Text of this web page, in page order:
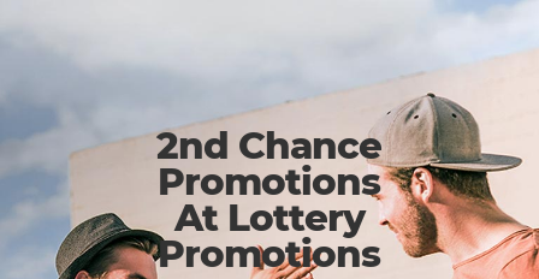
2nd Chance
Promotions
At Lottery
Promotions